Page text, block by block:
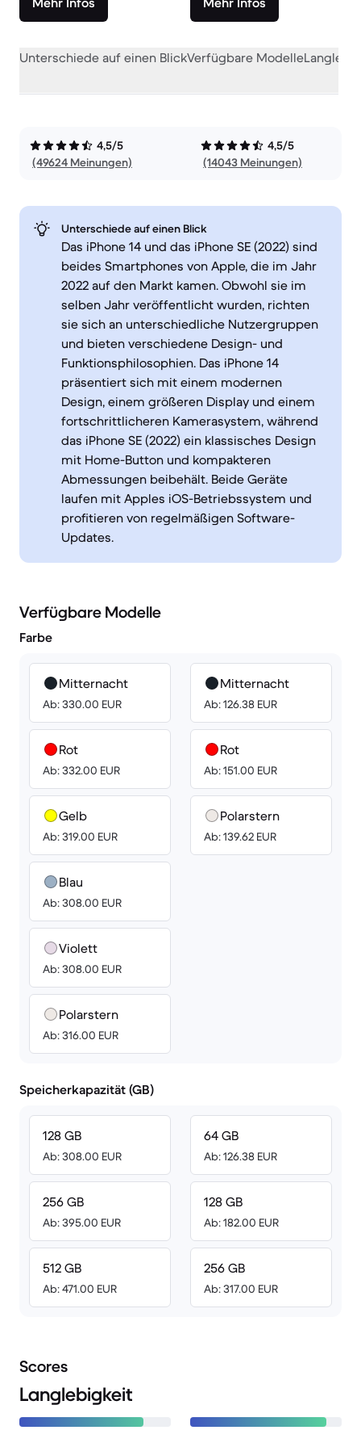
Unterschiede auf einen BlickVerfügbare Modelle
4,5/5
(49624 Meinungen)
4,5/5
(14043 Meinungen)
Unterschiede auf einen Blick
Das iPhone 14 und das iPhone SE (2022) sind
beides Smartphones von Apple, die im Jahr
2022 auf den Markt kamen. Obwohl sie im
selben Jahr veröffentlicht wurden, richten
sie sich an unterschiedliche Nutzergruppen
und bieten verschiedene Design- und
Funktionsphilosophien. Das iPhone 14
präsentiert sich mit einem modernen
Design, einem größeren Display und einem
fortschrittlicheren Kamerasystem, während
das iPhone SE (2022) ein klassisches Design
mit Home-Button und kompakteren
Abmessungen beibehält. Beide Geräte
laufen mit Apples iOS-Betriebssystem und
profitieren von regelmäßigen Software-
Updates.
Verfügbare Modelle
Farbe
Mitternacht
Ab: 330.00 EUR
Rot
Ab: 332.00 EUR
Gelb
Ab: 319.00 EUR
Blau
Ab: 308.00 EUR
Violett
Ab: 308.00 EUR
Polarstern
Ab: 316.00 EUR
Mitternacht
Ab: 126.38 EUR
Rot
Ab: 151.00 EUR
Polarstern
Ab: 139.62 EUR
Speicherkapazität (GB)
128 GB
Ab: 308.00 EUR
256 GB
Ab: 395.00 EUR
512 GB
Ab: 471.00 EUR
64 GB
Ab: 126.38 EUR
128 GB
Ab: 182.00 EUR
256 GB
Ab: 317.00 EUR
Scores
Langlebigkeit